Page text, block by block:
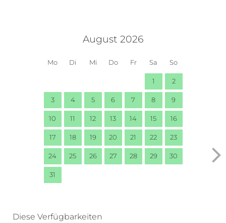
August 2026
Mo Di Mi Do Fr Sa So
1 2
3 4 5 6 7 8 9
10 11 12 13 14 15 16
17 18 19 20 21 22 23
24 25 26 27 28 29 30
31
Diese Verfügbarkeiten